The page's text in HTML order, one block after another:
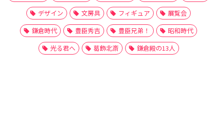
デザイン
文房具 フィギュア
展覧会
鎌倉時代
豊臣秀吉 豊臣兄弟！
昭和時代
光る君へ
葛飾北斎 鎌倉殿の13人